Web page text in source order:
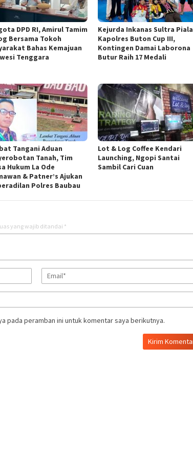
DPD RI, Amirul Tamim
Bersama Tokoh
Bahas Kemajuan
Tenggara
Kejurda Inkanas Sultra Piala
Kapolres Buton Cup III,
Kontingen Damai Laborona
Butur Raih 17 Medali
Tangani Aduan
Tanah, Tim
Hukum La Ode
& Patner’s Ajukan
Polres Baubau
Lot & Log Coffee Kendari
Launching, Ngopi Santai
Sambil Cari Cuan
yang wajib ditandai *
pada peramban ini untuk komentar saya berikutnya.